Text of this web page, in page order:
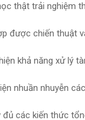
thật trải nghiệm
được chiến thuật
khả năng xử lý
nhuần nhuyễn
đủ các kiến thức